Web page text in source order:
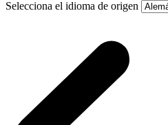
Selecciona el idioma de origen